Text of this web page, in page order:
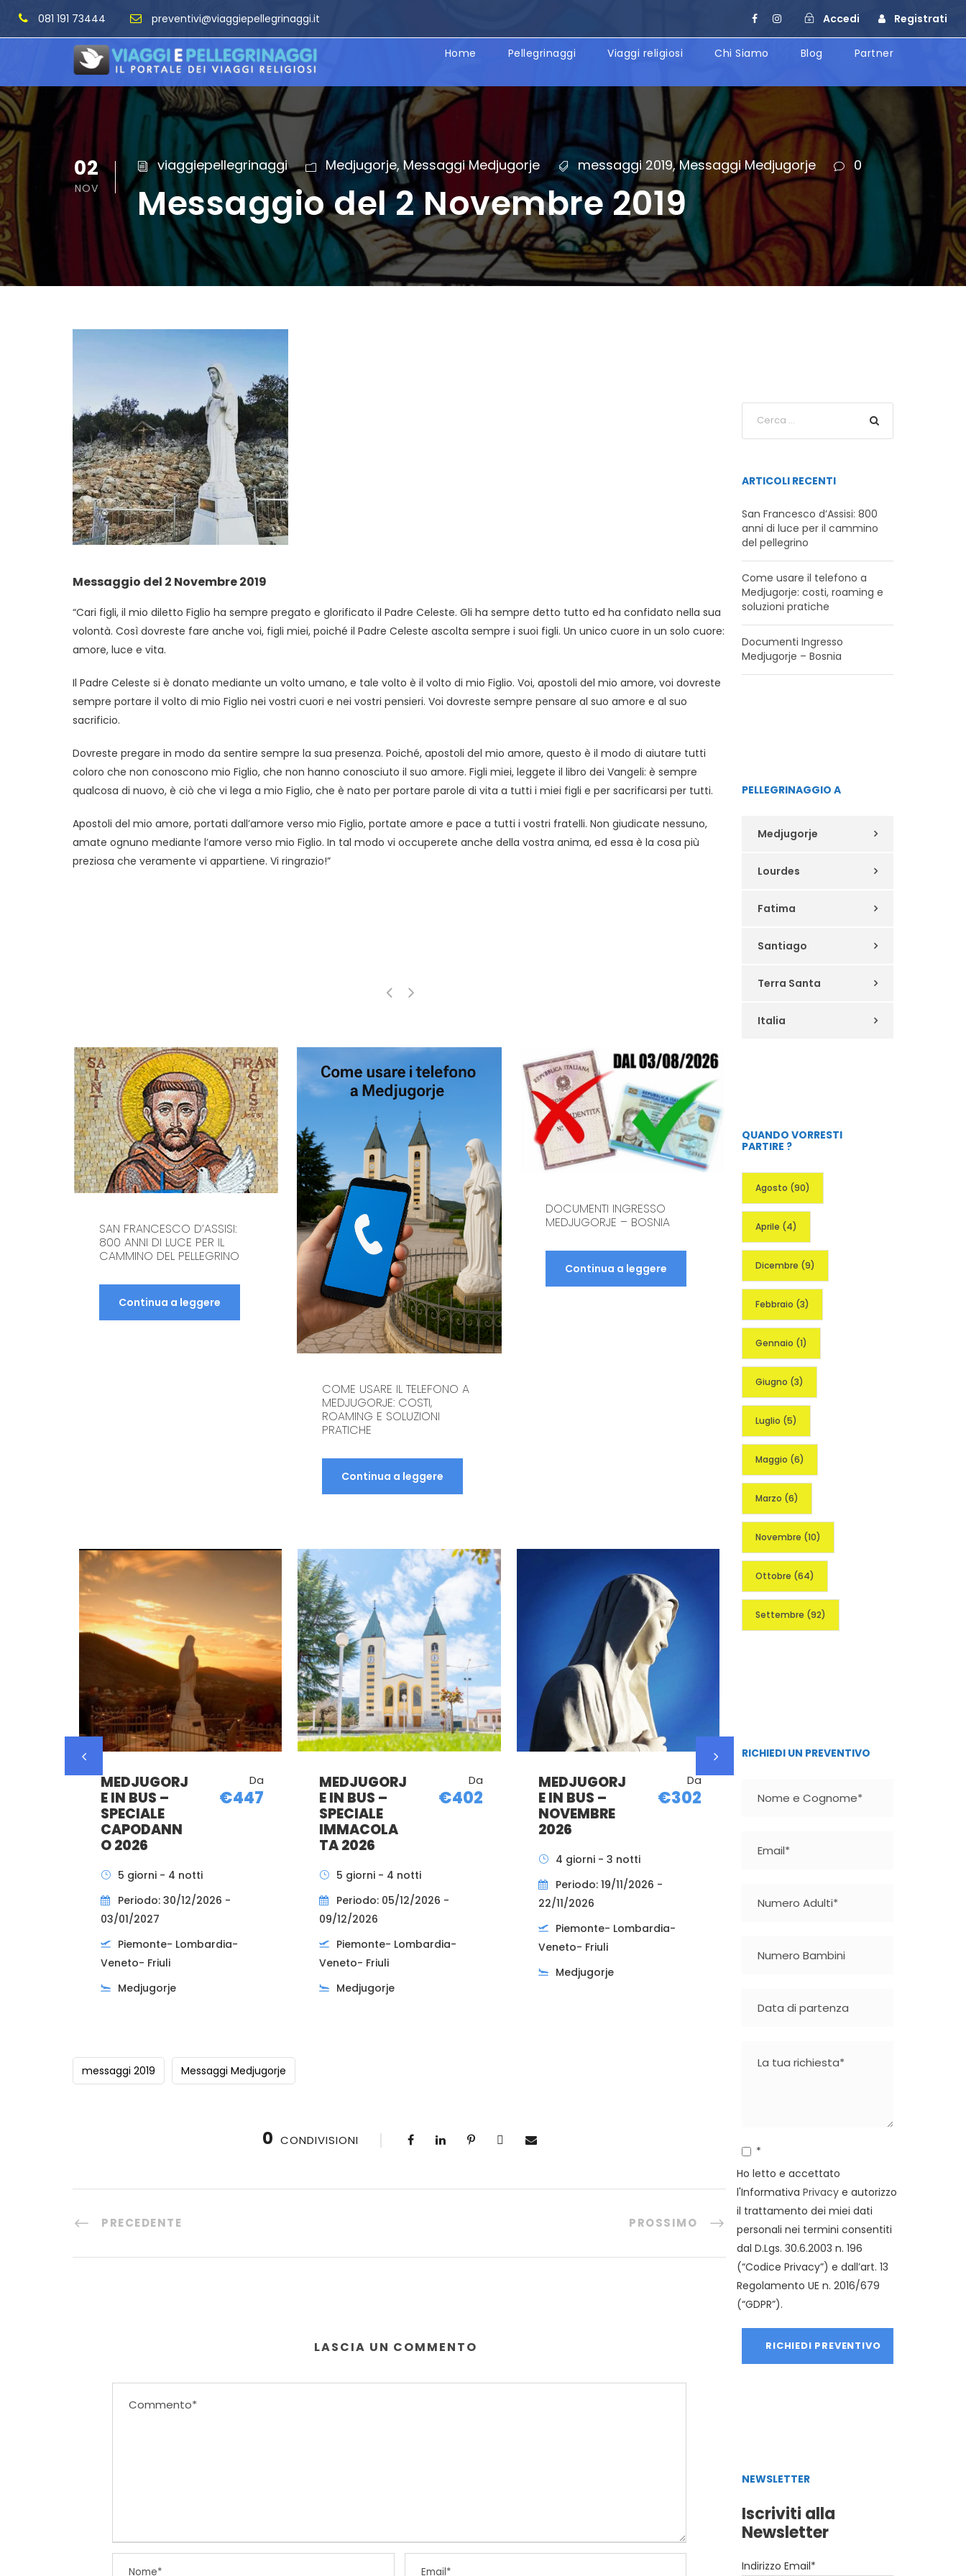
081 191 73444 preventivi@viaggiepellegrinaggi.it Accedi Registrati
Home Pellegrinaggi Viaggi religiosi Chi Siamo Blog Partner
02
NOV
viaggiepellegrinaggi Medjugorje, Messaggi Medjugorje messaggi 2019, Messaggi Medjugorje 0
Messaggio del 2 Novembre 2019
Messaggio del 2 Novembre 2019
“Cari figli, il mio diletto Figlio ha sempre pregato e glorificato il Padre Celeste. Gli ha sempre detto tutto ed ha confidato nella sua
volontà. Così dovreste fare anche voi, figli miei, poiché il Padre Celeste ascolta sempre i suoi figli. Un unico cuore in un solo cuore:
amore, luce e vita.
Il Padre Celeste si è donato mediante un volto umano, e tale volto è il volto di mio Figlio. Voi, apostoli del mio amore, voi dovreste
sempre portare il volto di mio Figlio nei vostri cuori e nei vostri pensieri. Voi dovreste sempre pensare al suo amore e al suo
sacrificio.
Dovreste pregare in modo da sentire sempre la sua presenza. Poiché, apostoli del mio amore, questo è il modo di aiutare tutti
coloro che non conoscono mio Figlio, che non hanno conosciuto il suo amore. Figli miei, leggete il libro dei Vangeli: è sempre
qualcosa di nuovo, è ciò che vi lega a mio Figlio, che è nato per portare parole di vita a tutti i miei figli e per sacrificarsi per tutti.
Apostoli del mio amore, portati dall’amore verso mio Figlio, portate amore e pace a tutti i vostri fratelli. Non giudicate nessuno,
amate ognuno mediante l’amore verso mio Figlio. In tal modo vi occuperete anche della vostra anima, ed essa è la cosa più
preziosa che veramente vi appartiene. Vi ringrazio!”
SAN FRANCESCO D’ASSISI:
800 ANNI DI LUCE PER IL
CAMMINO DEL PELLEGRINO
Continua a leggere
COME USARE IL TELEFONO A
MEDJUGORJE: COSTI,
ROAMING E SOLUZIONI
PRATICHE
Continua a leggere
DOCUMENTI INGRESSO
MEDJUGORJE – BOSNIA
Continua a leggere
Continua a leggere
MEDJUGORJ
E IN BUS –
SPECIALE
CAPODANN
O 2026
Da
€447
5 giorni - 4 notti
Periodo: 30/12/2026 -
03/01/2027
Piemonte- Lombardia-
Veneto- Friuli
Medjugorje
MEDJUGORJ
E IN BUS –
SPECIALE
IMMACOLA
TA 2026
Da
€402
5 giorni - 4 notti
Periodo: 05/12/2026 -
09/12/2026
Piemonte- Lombardia-
Veneto- Friuli
Medjugorje
MEDJUGORJ
E IN BUS –
NOVEMBRE
2026
Da
€302
4 giorni - 3 notti
Periodo: 19/11/2026 -
22/11/2026
Piemonte- Lombardia-
Veneto- Friuli
Medjugorje
E – PONTE
03/11/2026
messaggi 2019 Messaggi Medjugorje
0 CONDIVISIONI
PRECEDENTE PROSSIMO
LASCIA UN COMMENTO
ARTICOLI RECENTI
San Francesco d’Assisi: 800
anni di luce per il cammino
del pellegrino
Come usare il telefono a
Medjugorje: costi, roaming e
soluzioni pratiche
Documenti Ingresso
Medjugorje – Bosnia
PELLEGRINAGGIO A
Medjugorje
Lourdes
Fatima
Santiago
Terra Santa
Italia
QUANDO VORRESTI
PARTIRE ?
Agosto (90)
Aprile (4)
Dicembre (9)
Febbraio (3)
Gennaio (1)
Giugno (3)
Luglio (5)
Maggio (6)
Marzo (6)
Novembre (10)
Ottobre (64)
Settembre (92)
RICHIEDI UN PREVENTIVO
*
Ho letto e accettato
l'InformativaPrivacy e autorizzo
il trattamento dei miei dati
personali nei termini consentiti
dal D.Lgs. 30.6.2003 n. 196
(“Codice Privacy”) e dall’art. 13
Regolamento UE n. 2016/679
(“GDPR”).
NEWSLETTER
Iscriviti alla
Newsletter
Indirizzo Email*